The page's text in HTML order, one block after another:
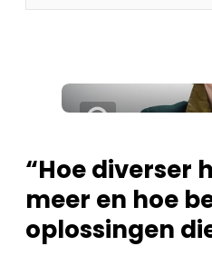
Bedrijven
Direct contact
Home
Meest gelezen
Nieuwsbrief
“Hoe diverser
meer en hoe
oplossingen